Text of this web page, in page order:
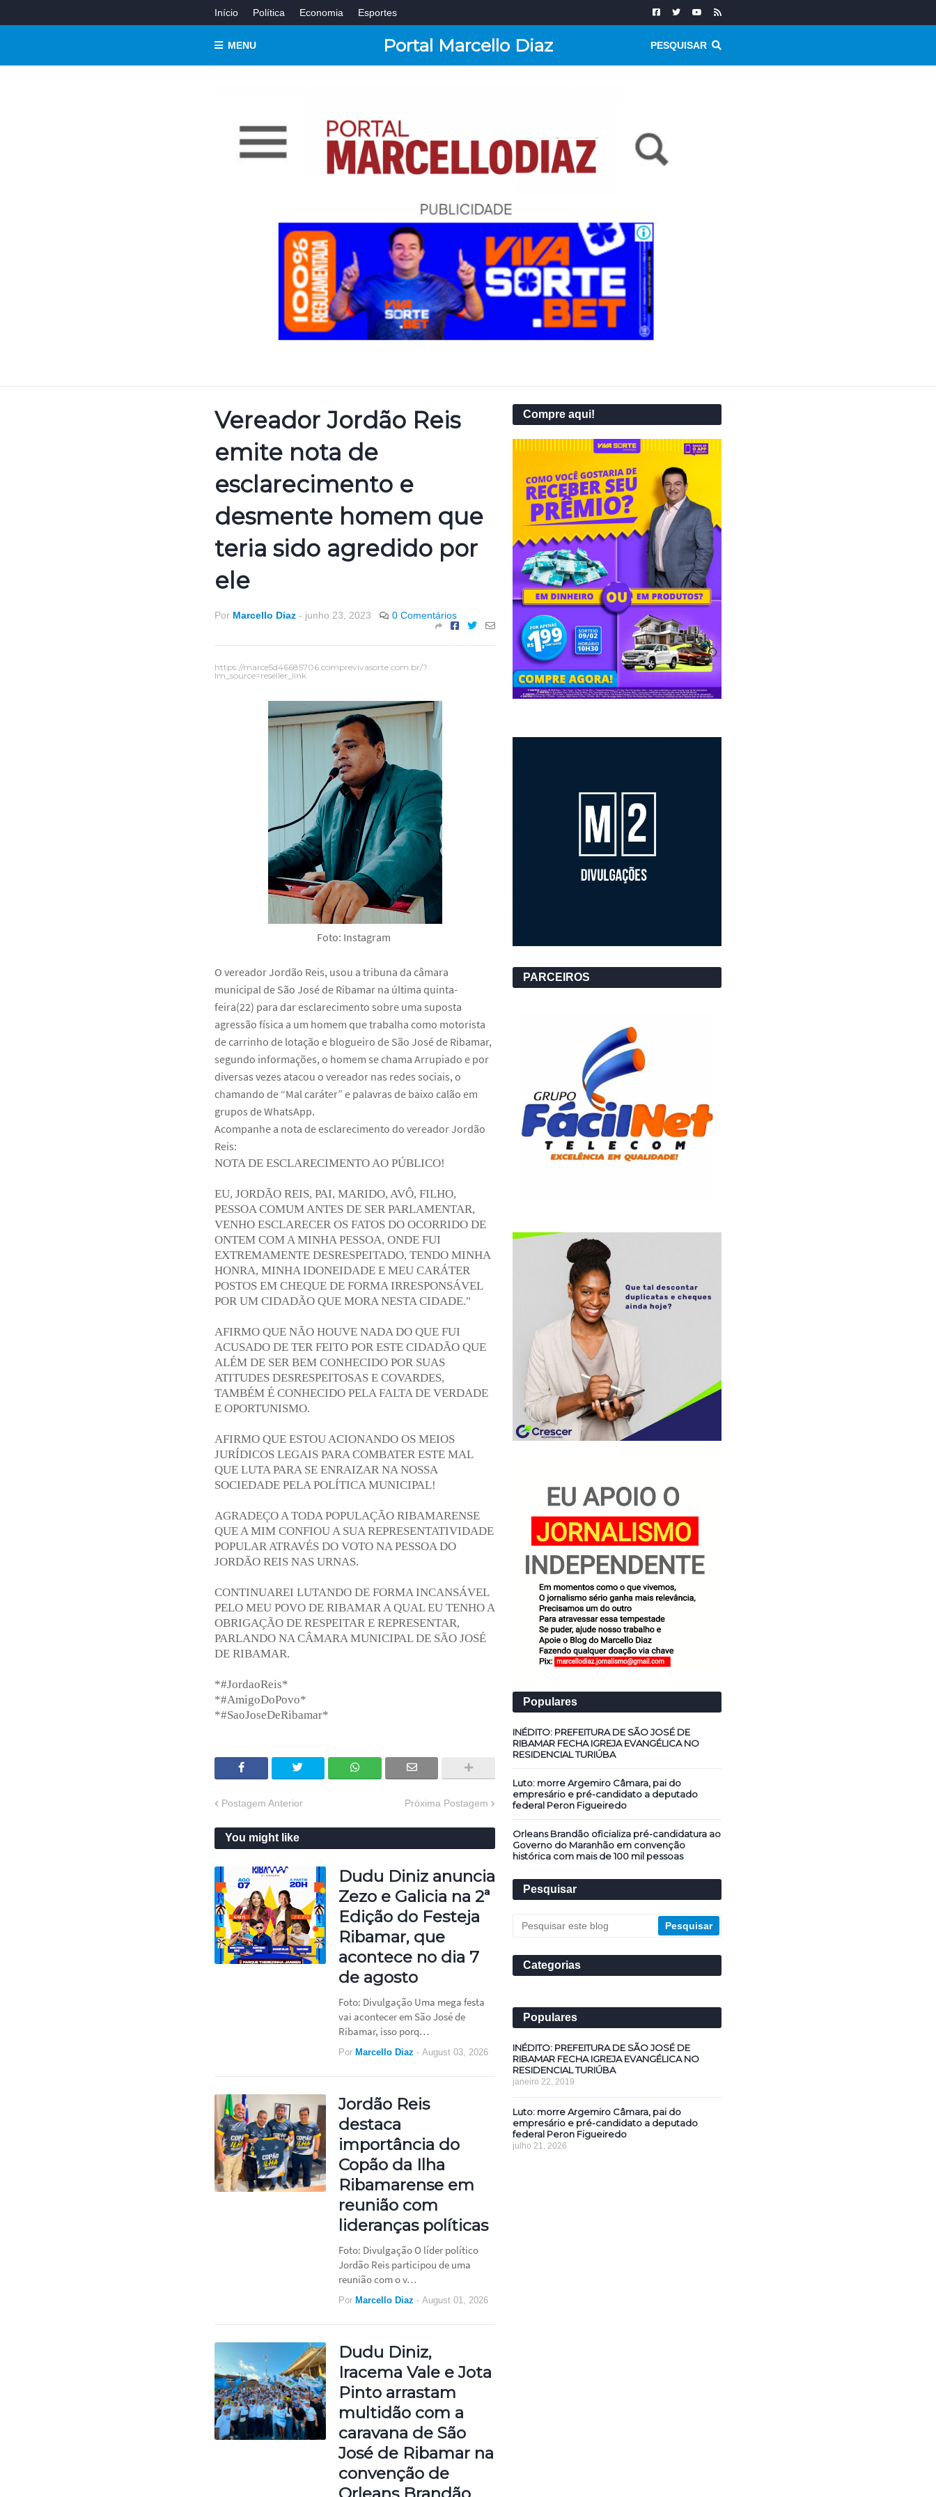
Início Política Economia Esportes
MENU Portal Marcello Diaz PESQUISAR
Vereador Jordão Reis
emite nota de
esclarecimento e
desmente homem que
teria sido agredido por
ele
Por Marcello Diaz - junho 23, 2023 0 Comentários
https://marce5d46685706.comprevivasorte.com.br/?
lm_source=reseller_link
Foto: Instagram
O vereador Jordão Reis, usou a tribuna da câmara
municipal de São José de Ribamar na última quinta-
feira(22) para dar esclarecimento sobre uma suposta
agressão física a um homem que trabalha como motorista
de carrinho de lotação e blogueiro de São José de Ribamar,
segundo informações, o homem se chama Arrupiado e por
diversas vezes atacou o vereador nas redes sociais, o
chamando de “Mal caráter” e palavras de baixo calão em
grupos de WhatsApp.
Acompanhe a nota de esclarecimento do vereador Jordão
Reis:
NOTA DE ESCLARECIMENTO AO PÚBLICO!
EU, JORDÃO REIS, PAI, MARIDO, AVÔ, FILHO,
PESSOA COMUM ANTES DE SER PARLAMENTAR,
VENHO ESCLARECER OS FATOS DO OCORRIDO DE
ONTEM COM A MINHA PESSOA, ONDE FUI
EXTREMAMENTE DESRESPEITADO, TENDO MINHA
HONRA, MINHA IDONEIDADE E MEU CARÁTER
POSTOS EM CHEQUE DE FORMA IRRESPONSÁVEL
POR UM CIDADÃO QUE MORA NESTA CIDADE."
AFIRMO QUE NÃO HOUVE NADA DO QUE FUI
ACUSADO DE TER FEITO POR ESTE CIDADÃO QUE
ALÉM DE SER BEM CONHECIDO POR SUAS
ATITUDES DESRESPEITOSAS E COVARDES,
TAMBÉM É CONHECIDO PELA FALTA DE VERDADE
E OPORTUNISMO.
AFIRMO QUE ESTOU ACIONANDO OS MEIOS
JURÍDICOS LEGAIS PARA COMBATER ESTE MAL
QUE LUTA PARA SE ENRAIZAR NA NOSSA
SOCIEDADE PELA POLÍTICA MUNICIPAL!
AGRADEÇO A TODA POPULAÇÃO RIBAMARENSE
QUE A MIM CONFIOU A SUA REPRESENTATIVIDADE
POPULAR ATRAVÉS DO VOTO NA PESSOA DO
JORDÃO REIS NAS URNAS.
CONTINUAREI LUTANDO DE FORMA INCANSÁVEL
PELO MEU POVO DE RIBAMAR A QUAL EU TENHO A
OBRIGAÇÃO DE RESPEITAR E REPRESENTAR,
PARLANDO NA CÂMARA MUNICIPAL DE SÃO JOSÉ
DE RIBAMAR.
*#JordaoReis*
*#AmigoDoPovo*
*#SaoJoseDeRibamar*
Postagem Anterior Próxima Postagem
You might like
Dudu Diniz anuncia
Zezo e Galicia na 2ª
Edição do Festeja
Ribamar, que
acontece no dia 7
de agosto
Foto: Divulgação Uma mega festa
vai acontecer em São José de
Ribamar, isso porq…
Por Marcello Diaz - August 03, 2026
Jordão Reis
destaca
importância do
Copão da Ilha
Ribamarense em
reunião com
lideranças políticas
Foto: Divulgação O líder político
Jordão Reis participou de uma
reunião com o v…
Por Marcello Diaz - August 01, 2026
Dudu Diniz,
Iracema Vale e Jota
Pinto arrastam
multidão com a
caravana de São
José de Ribamar na
convenção de
Compre aqui!
PARCEIROS
Populares
INÉDITO: PREFEITURA DE SÃO JOSÉ DE
RIBAMAR FECHA IGREJA EVANGÉLICA NO
RESIDENCIAL TURIÚBA
Luto: morre Argemiro Câmara, pai do
empresário e pré-candidato a deputado
federal Peron Figueiredo
Orleans Brandão oficializa pré-candidatura ao
Governo do Maranhão em convenção
histórica com mais de 100 mil pessoas
Pesquisar
Categorias
Populares
INÉDITO: PREFEITURA DE SÃO JOSÉ DE
RIBAMAR FECHA IGREJA EVANGÉLICA NO
RESIDENCIAL TURIÚBA
janeiro 22, 2019
Luto: morre Argemiro Câmara, pai do
empresário e pré-candidato a deputado
federal Peron Figueiredo
julho 21, 2026